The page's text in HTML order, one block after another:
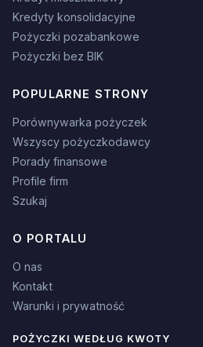
Kredyty konsolidacyjne
Pożyczki pozabankowe
Pożyczki bez BIK
POPULARNE STRONY
Porównywarka pożyczek
Wszyscy pożyczkodawcy
Porady finansowe
Profile firm
Szukaj
O PORTALU
O nas
Kontakt
Warunki i prywatność
POŻYCZKI WEDŁUG KWOTY